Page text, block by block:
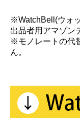
※WatchBell(ウォ
出品者用アマゾン
※モノレートの代
ん。